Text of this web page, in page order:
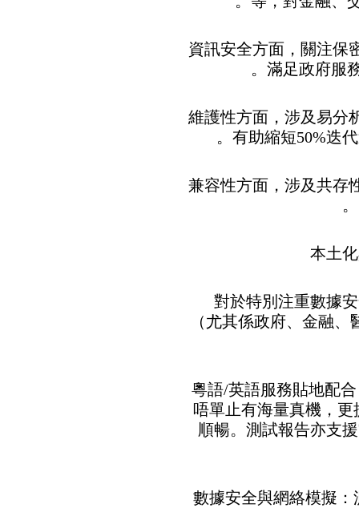
• 資訊安全方面，關注
滿足政府服
• 維護性方面，涉及易
有助縮短50%迭
• 兼容性方面，涉及共
對於特別注重數據
（尤其係政府、金融
• 粵語/英語服務貼地配
唔單止有海量真機，
順暢。測試報告亦支
• 數據安全與網絡模擬